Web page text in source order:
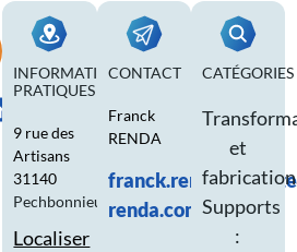
INFORMATIONS
PRATIQUES
9 rue des
Artisans
31140
Pechbonnieu
Localiser
CONTACT
Franck
RENDA
renda.com
CATÉGORIES
et
fabrication
Supports
: